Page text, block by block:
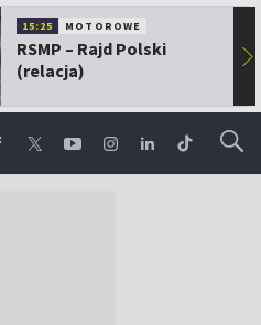
15:25 MOTOROWE
RSMP – Rajd Polski
(relacja)
▶